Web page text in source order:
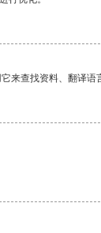
来查找资料、翻译语